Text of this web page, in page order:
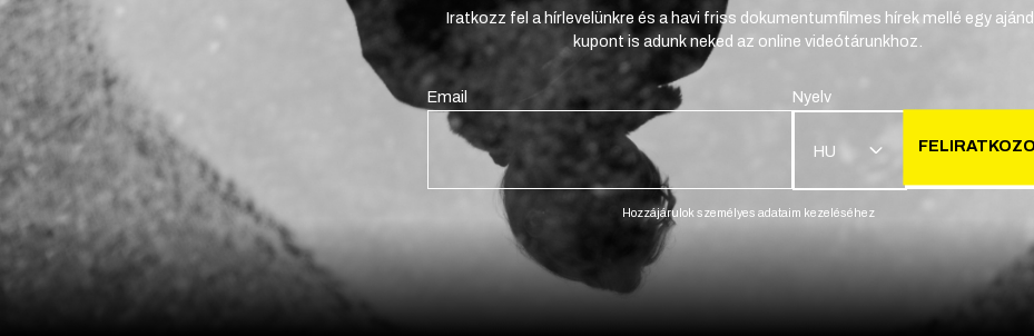
Iratkozz fel a hírlevelünkre és a havi friss dokumentumfilmes hírek mellé egy
kupont is adunk neked az online videótárunkhoz.
Email Nyelv
HU
Hozzájárulok személyes adataim kezeléséhez